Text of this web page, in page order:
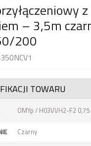
z
– 3,5m
200
TOWARU
OMYp / H03VVH2-F2 0,75
Czarny